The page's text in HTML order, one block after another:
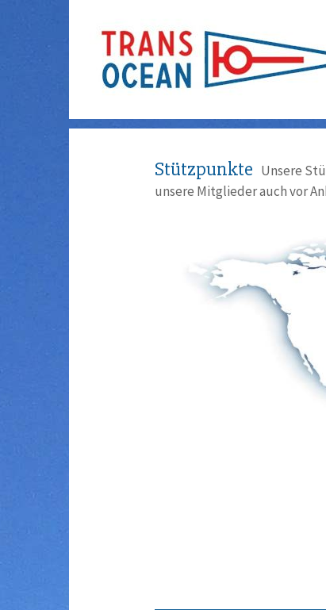
Stützpunkte Unsere
unsere Mitglieder auch vor